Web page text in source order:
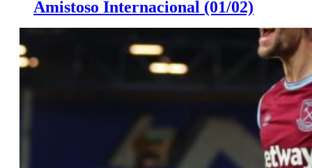
Amistoso Internacional (01/02)
Saiba onde apostar e onde assistir ao jogo de hoje entre
Al Nassr x Inter Miami.